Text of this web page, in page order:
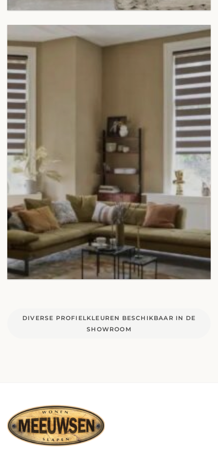
DIVERSE PROFIELKLEUREN BESCHIKBAAR IN DE
SHOWROOM